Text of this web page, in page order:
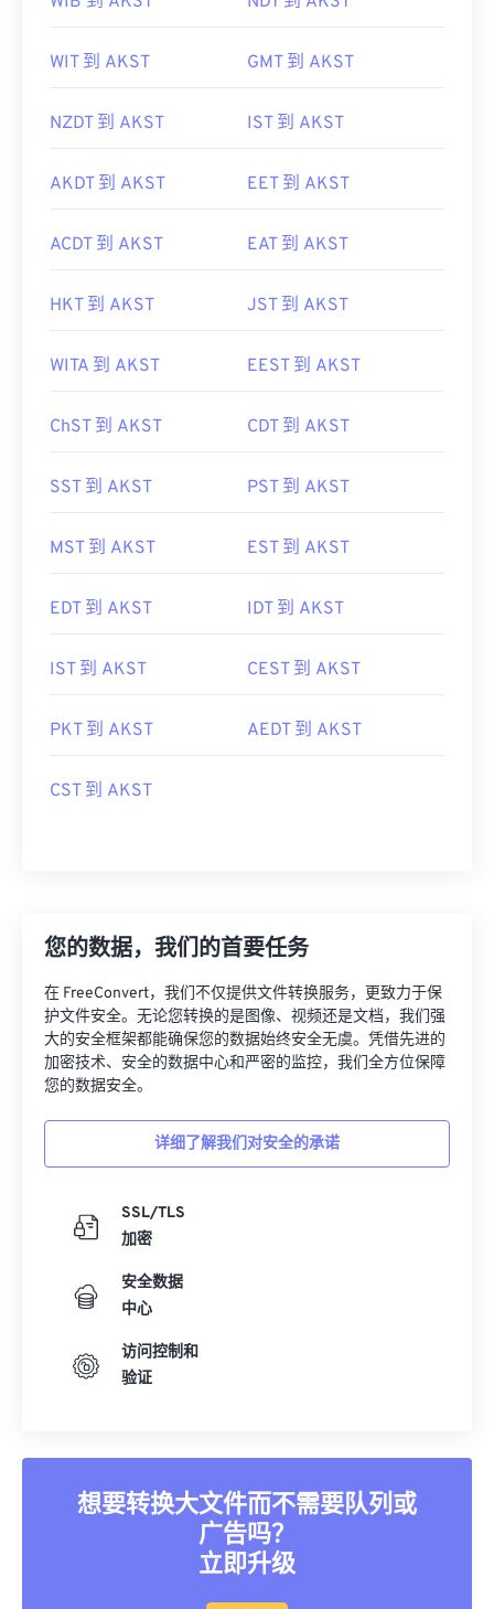
WIT 到 AKST GMT 到 AKST
NZDT 到 AKST IST 到 AKST
AKDT 到 AKST EET 到 AKST
ACDT 到 AKST EAT 到 AKST
HKT 到 AKST JST 到 AKST
WITA 到 AKST EEST 到 AKST
ChST 到 AKST CDT 到 AKST
SST 到 AKST PST 到 AKST
MST 到 AKST EST 到 AKST
EDT 到 AKST IDT 到 AKST
IST 到 AKST CEST 到 AKST
PKT 到 AKST AEDT 到 AKST
CST 到 AKST
您的数据，我们的首要任务
在 FreeConvert，我们不仅提供文件转换服务，更致力于保
护文件安全。无论您转换的是图像、视频还是文档，我们强
大的安全框架都能确保您的数据始终安全无虞。凭借先进的
加密技术、安全的数据中心和严密的监控，我们全方位保障
您的数据安全。
详细了解我们对安全的承诺
SSL/TLS
加密
安全数据
中心
访问控制和
验证
想要转换大文件而不需要队列或
广告吗？
立即升级